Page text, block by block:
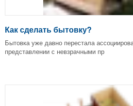
Как сделать бытовку?
Бытовка уже давно перестала
представлении с невзрачными пр